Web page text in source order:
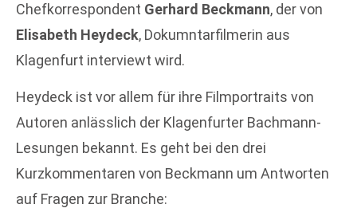
Chefkorrespondent Gerhard Beckmann, der von
Elisabeth Heydeck, Dokumntarfilmerin aus
Klagenfurt interviewt wird.
Heydeck ist vor allem für ihre Filmportraits von
Autoren anlässlich der Klagenfurter Bachmann-
Lesungen bekannt. Es geht bei den drei
Kurzkommentaren von Beckmann um Antworten
auf Fragen zur Branche: